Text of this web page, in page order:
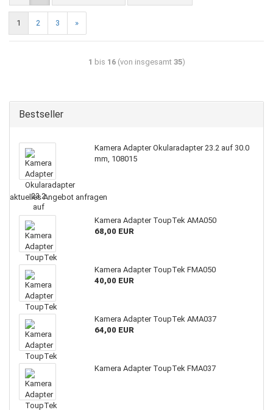
1 2 3 »
1 bis 16(von insgesamt 35)
Bestseller
Kamera Adapter Okularadapter 23.2 auf 30.0
mm, 108015
aktuelles Angebot anfragen
Kamera Adapter ToupTek AMA050
68,00 EUR
Kamera Adapter ToupTek FMA050
40,00 EUR
Kamera Adapter ToupTek AMA037
64,00 EUR
Kamera Adapter ToupTek FMA037